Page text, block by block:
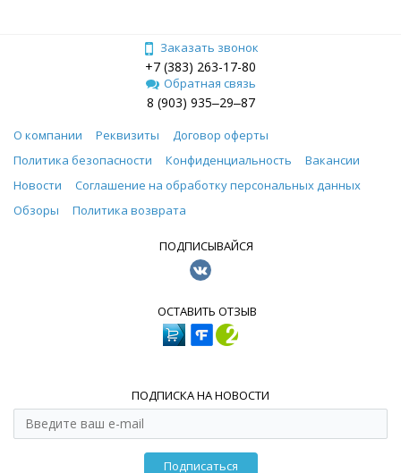
Заказать звонок
+7 (383) 263-17-80
Обратная связь
8 (903) 935‒29‒87
О компании Реквизиты
Договор оферты
Политика безопасности
Конфиденциальность
Вакансии
Новости
Соглашение на обработку персональных данных
Обзоры
Политика возврата
ПОДПИСЫВАЙСЯ
ОСТАВИТЬ ОТЗЫВ
ПОДПИСКА НА НОВОСТИ
Подписаться